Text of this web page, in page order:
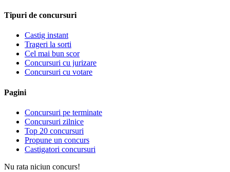
Tipuri de concursuri
Castig instant
Trageri la sorti
Cel mai bun scor
Concursuri cu jurizare
Concursuri cu votare
Pagini
Concursuri pe terminate
Concursuri zilnice
Top 20 concursuri
Propune un concurs
Castigatori concursuri
Nu rata niciun concurs!